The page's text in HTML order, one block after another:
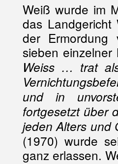
Weiß wurde im
das Landgericht
der Ermordung
sieben
Weiss … trat
und in
fortgesetzt über
jeden Alters und
(1970) wurde
ganz erlassen.